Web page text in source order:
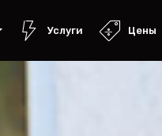
Услуги Цены